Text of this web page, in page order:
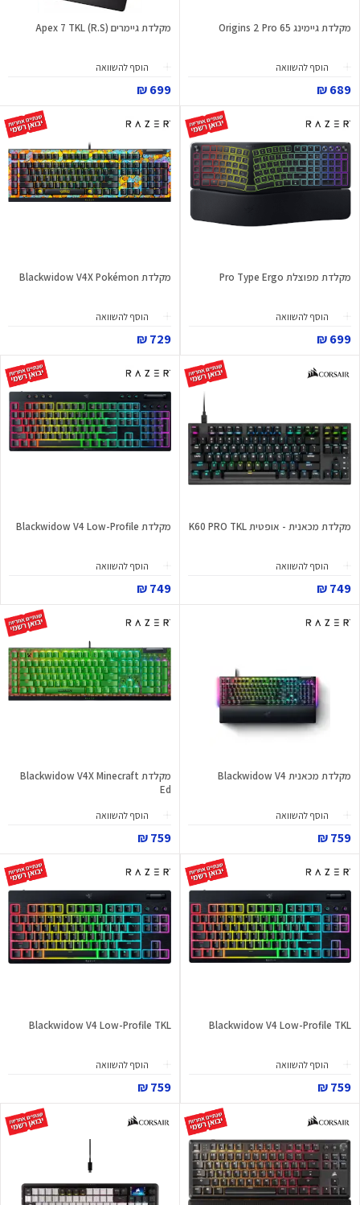
מקלדת גיימינג Origins 2 Pro 65
הוסף להשוואה
689 ₪
מקלדת גיימרים (Apex 7 TKL (R.S
הוסף להשוואה
699 ₪
מקלדת מפוצלת Pro Type Ergo
הוסף להשוואה
699 ₪
מקלדת Blackwidow V4X Pokémon
הוסף להשוואה
729 ₪
מקלדת מכאנית - אופטית K60 PRO TKL
הוסף להשוואה
749 ₪
מקלדת Blackwidow V4 Low-Profile
הוסף להשוואה
749 ₪
מקלדת מכאנית Blackwidow V4
הוסף להשוואה
759 ₪
מקלדת Blackwidow V4X Minecraft
Ed
הוסף להשוואה
759 ₪
Blackwidow V4 Low-Profile TKL
הוסף להשוואה
759 ₪
Blackwidow V4 Low-Profile TKL
הוסף להשוואה
759 ₪